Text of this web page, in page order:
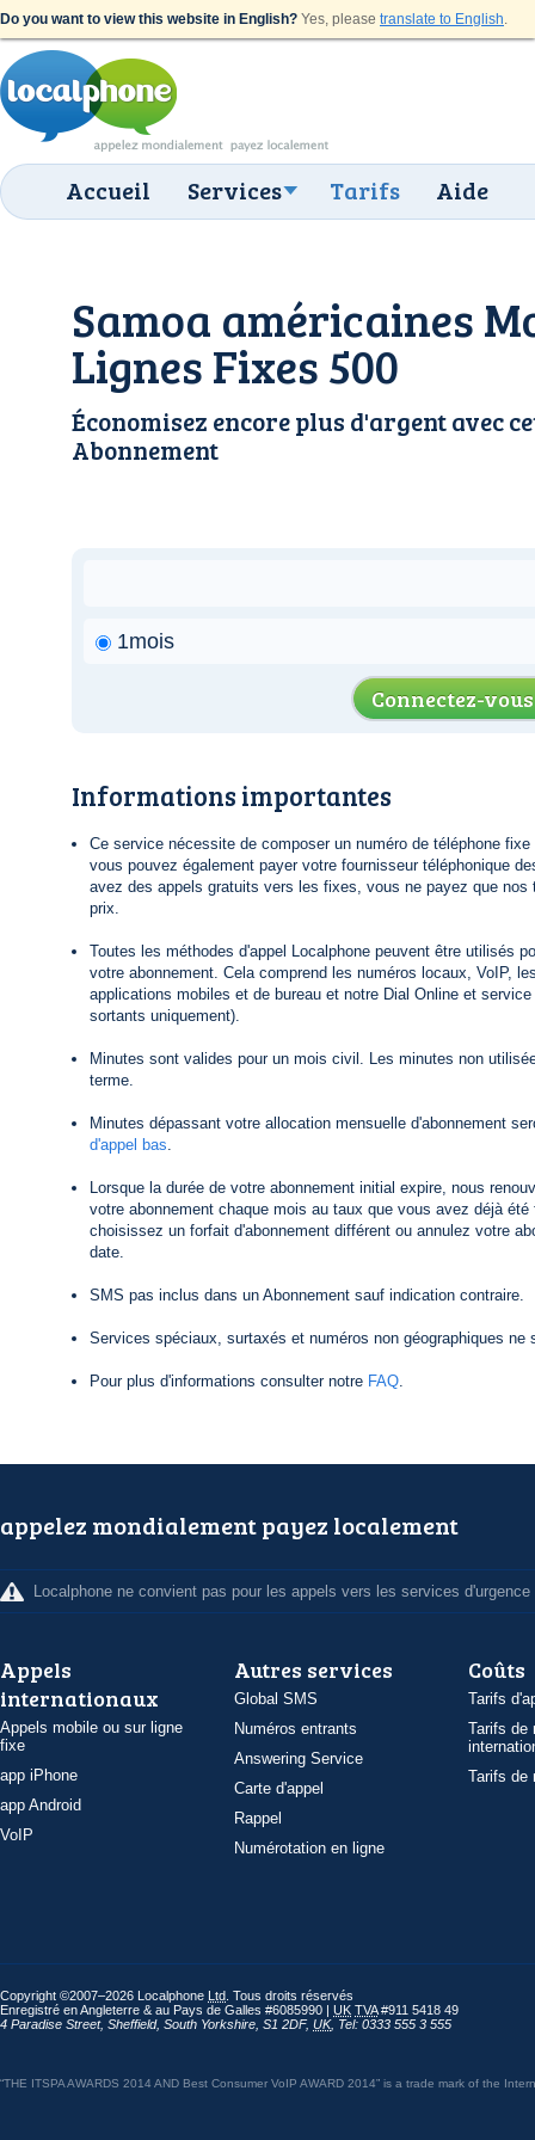
Do you want to view this website in English? Yes, please translate to English.
Accueil Services Tarifs Aide
Samoa américaines
Lignes Fixes 500
Économisez encore plus d'argent avec
Abonnement
1mois
Connectez-
Informations importantes
Ce service nécessite de composer un numéro de téléphone
vous pouvez également payer votre fournisseur téléphonique
avez des appels gratuits vers les fixes, vous ne payez que nos
prix.
Toutes les méthodes d'appel Localphone peuvent être utilisés
votre abonnement. Cela comprend les numéros locaux, VoIP,
applications mobiles et de bureau et notre Dial Online et
sortants uniquement).
Minutes sont valides pour un mois civil. Les minutes non
terme.
Minutes dépassant votre allocation mensuelle d'abonnement
d'appel bas.
Lorsque la durée de votre abonnement initial expire, nous
votre abonnement chaque mois au taux que vous avez déjà
choisissez un forfait d'abonnement différent ou annulez votre
date.
SMS pas inclus dans un Abonnement sauf indication contraire.
Services spéciaux, surtaxés et numéros non géographiques ne
Pour plus d'informations consulter notre FAQ.
appelez mondialement payez localement
Localphone ne convient pas pour les appels vers les services d'urgence
Appels
internationaux
Appels mobile ou sur ligne
fixe
app iPhone
app Android
VoIP
Autres services
Global SMS
Numéros entrants
Answering Service
Carte d'appel
Rappel
Numérotation en ligne
Coûts
Tarifs
Tarifs de
Tarifs de
Copyright ©2007–2026 Localphone Ltd . Tous droits réservés
Enregistré en Angleterre & au Pays de Galles #6085990 | UK TVA#911 5418 49
4 Paradise Street, Sheffield, South Yorkshire S1 2DF, UK, Tel: 0333 555 3 555
“THE ITSPA AWARDS 2014 AND Best Consumer VoIP AWARD 2014” is a trade mark of the